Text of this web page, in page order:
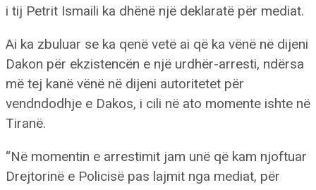
i tij Petrit Ismaili ka dhënë një deklaratë për mediat.
Ai ka zbuluar se ka qenë vetë ai që ka vënë në dijeni
Dakon për ekzistencën e një urdhër-arresti, ndërsa
më tej kanë vënë në dijeni autoritetet për
vendndodhje e Dakos, i cili në ato momente ishte në
Tiranë.
“Në momentin e arrestimit jam unë që kam njoftuar
Drejtorinë e Policisë pas lajmit nga mediat, për